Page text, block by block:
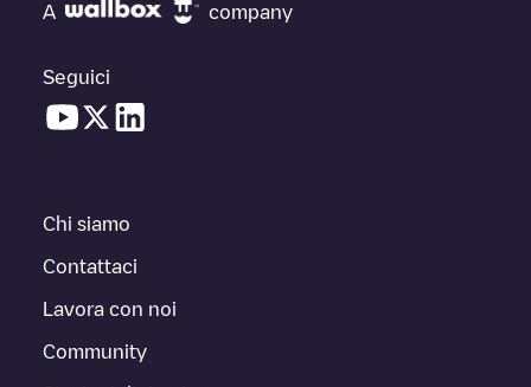
A company
Seguici
Chi siamo
Contattaci
Lavora con noi
Community